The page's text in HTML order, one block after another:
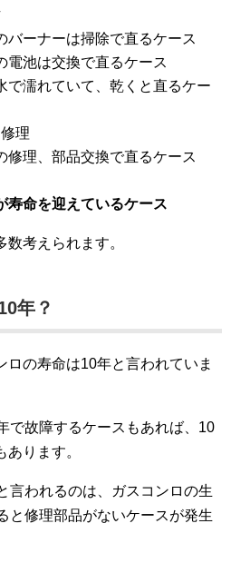
バーナーは掃除で直るケース
電池は交換で直るケース
で濡れていて、乾くと直るケー
理
修理、部品交換で直るケース
寿命を迎えているケース
考えられます。
年？
ロの寿命は10年と言われていま
で故障するケースもあれば、10
ります。
言われるのは、ガスコンロの生
と修理部品がないケースが発生